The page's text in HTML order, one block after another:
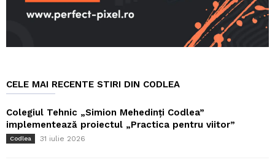
CELE MAI RECENTE STIRI DIN CODLEA
Colegiul Tehnic „Simion Mehedinți Codlea”
implementează proiectul „Practica pentru viitor”
Codlea 31 iulie 2026